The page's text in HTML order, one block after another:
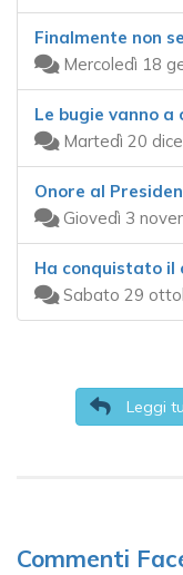
Finalmente non
Mercoledì 18
Le bugie vanno
Martedì 20
Onore al
Giovedì 3
Ha conquistato il
Sabato 29
Leggi
Commenti